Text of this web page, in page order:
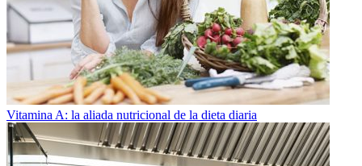
Vitamina A: la aliada nutricional de la dieta diaria